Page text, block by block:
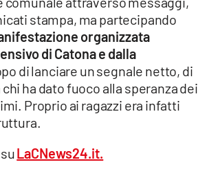
stampa, ma partecipando
organizzata
di Catona e dalla
di lanciare un segnale netto, di
ha dato fuoco alla speranza dei
Proprio ai ragazzi era infatti
LaCNews24.it.